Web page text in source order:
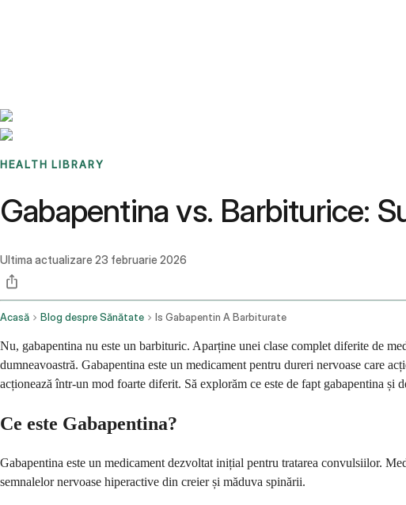
HEALTH LIBRARY
Gabapentina vs. Barbiturice:
Ultima actualizare 23 februarie 2026
Acasă Blog despre Sănătate Is Gabapentin A Barbiturate
Nu, gabapentina nu este un barbituric. Aparține unei clase complet diferite de
dumneavoastră. Gabapentina este un medicament pentru dureri nervoase care
acționează într-un mod foarte diferit. Să explorăm ce este de fapt gabapentina și
Ce este Gabapentina?
Gabapentina este un medicament dezvoltat inițial pentru tratarea convulsiilor.
semnalelor nervoase hiperactive din creier și măduva spinării.